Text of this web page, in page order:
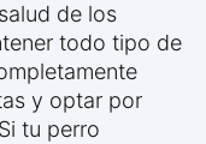
de los
todo tipo de
y optar por
tu perro